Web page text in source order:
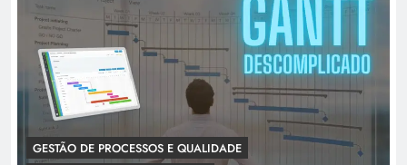
GESTÃO DE PROCESSOS E QUALIDADE